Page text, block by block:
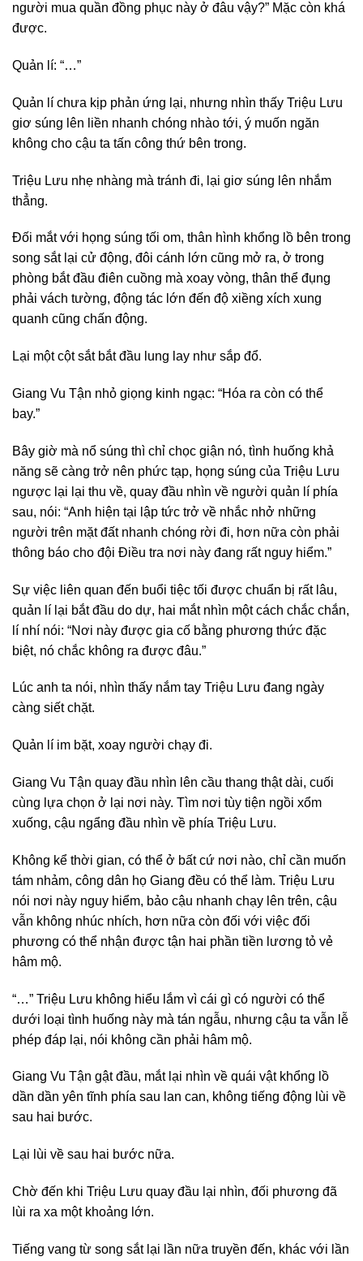
người mua quần đồng phục này ở đâu vậy?” Mặc còn khá
được.
Quản lí: “…”
Quản lí chưa kịp phản ứng lại, nhưng nhìn thấy Triệu Lưu
giơ súng lên liền nhanh chóng nhào tới, ý muốn ngăn
không cho cậu ta tấn công thứ bên trong.
Triệu Lưu nhẹ nhàng mà tránh đi, lại giơ súng lên nhắm
thẳng.
Đối mắt với họng súng tối om, thân hình khổng lồ bên trong
song sắt lại cử động, đôi cánh lớn cũng mở ra, ở trong
phòng bắt đầu điên cuồng mà xoay vòng, thân thể đụng
phải vách tường, động tác lớn đến độ xiềng xích xung
quanh cũng chấn động.
Lại một cột sắt bắt đầu lung lay như sắp đổ.
Giang Vu Tận nhỏ giọng kinh ngạc: “Hóa ra còn có thể
bay.”
Bây giờ mà nổ súng thì chỉ chọc giận nó, tình huống khả
năng sẽ càng trở nên phức tạp, họng súng của Triệu Lưu
ngược lại lại thu về, quay đầu nhìn về người quản lí phía
sau, nói: “Anh hiện tại lập tức trở về nhắc nhở những
người trên mặt đất nhanh chóng rời đi, hơn nữa còn phải
thông báo cho đội Điều tra nơi này đang rất nguy hiểm.”
Sự việc liên quan đến buổi tiệc tối được chuẩn bị rất lâu,
quản lí lại bắt đầu do dự, hai mắt nhìn một cách chắc chắn,
lí nhí nói: “Nơi này được gia cố bằng phương thức đặc
biệt, nó chắc không ra được đâu.”
Lúc anh ta nói, nhìn thấy nắm tay Triệu Lưu đang ngày
càng siết chặt.
Quản lí im bặt, xoay người chạy đi.
Giang Vu Tận quay đầu nhìn lên cầu thang thật dài, cuối
cùng lựa chọn ở lại nơi này. Tìm nơi tùy tiện ngồi xổm
xuống, cậu ngẩng đầu nhìn về phía Triệu Lưu.
Không kể thời gian, có thể ở bất cứ nơi nào, chỉ cần muốn
tám nhảm, công dân họ Giang đều có thể làm. Triệu Lưu
nói nơi này nguy hiểm, bảo cậu nhanh chạy lên trên, cậu
vẫn không nhúc nhích, hơn nữa còn đối với việc đối
phương có thể nhận được tận hai phần tiền lương tỏ vẻ
hâm mộ.
“…” Triệu Lưu không hiểu lắm vì cái gì có người có thể
dưới loại tình huống này mà tán ngẫu, nhưng cậu ta vẫn lễ
phép đáp lại, nói không cần phải hâm mộ.
Giang Vu Tận gật đầu, mắt lại nhìn về quái vật khổng lồ
dần dần yên tĩnh phía sau lan can, không tiếng động lùi về
sau hai bước.
Lại lùi về sau hai bước nữa.
Chờ đến khi Triệu Lưu quay đầu lại nhìn, đối phương đã
lùi ra xa một khoảng lớn.
Tiếng vang từ song sắt lại lần nữa truyền đến, khác với lần